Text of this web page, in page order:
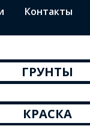
Контакты
ГРУНТЫ
КРАСКА